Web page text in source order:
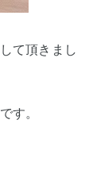
て頂きまし
す。